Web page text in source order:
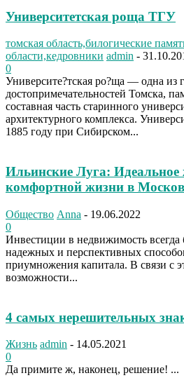
Университетская роща ТГУ
томская область,билогические
области,кедровники admin -
0
Университе?тская ро?ща — одна из
достопримечательностей Томска,
составная часть старинного
архитектурного комплекса.
1885 году при Сибирском...
Ильинские Луга: Идеальное
комфортной жизни в
Общество Anna - 19.06.2022
0
Инвестиции в недвижимость
надежных и перспективных
приумножения капитала. В связи с
возможности...
4 самых нерешительных
Жизнь admin - 14.05.2021
0
Да примите ж, наконец, решение! ...